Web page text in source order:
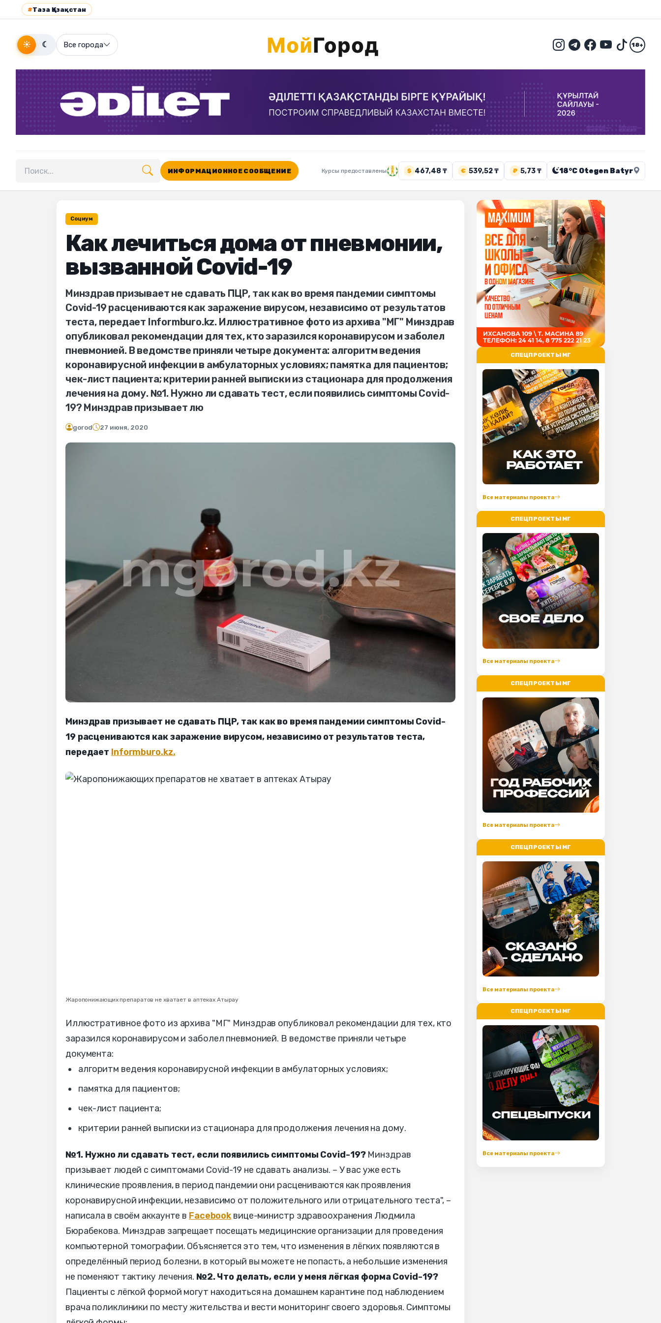
#Таза Қазақстан
☀ ☾ Все города 18+
Поиск по сайту
ИНФОРМАЦИОННОЕ СООБЩЕНИЕ Курсы предоставлены $ 467,48 ₸ € 539,52 ₸ ₽ 5,73 ₸ 18°C Otegen Batyr
Социум
Как лечиться дома от пневмонии,
вызванной Covid-19
Минздрав призывает не сдавать ПЦР, так как во время пандемии симптомы
Covid-19 расцениваются как заражение вирусом, независимо от результатов
теста, передает Informburo.kz. Иллюстративное фото из архива "МГ" Минздрав
опубликовал рекомендации для тех, кто заразился коронавирусом и заболел
пневмонией. В ведомстве приняли четыре документа: алгоритм ведения
коронавирусной инфекции в амбулаторных условиях; памятка для пациентов;
чек-лист пациента; критерии ранней выписки из стационара для продолжения
лечения на дому. №1. Нужно ли сдавать тест, если появились симптомы Covid-
19? Минздрав призывает лю
gorod 27 июня, 2020
Минздрав призывает не сдавать ПЦР, так как во время пандемии симптомы Covid-
19 расцениваются как заражение вирусом, независимо от результатов теста,
передает Informburo.kz.
Жаропонижающих препаратов не хватает в аптеках Атырау
Иллюстративное фото из архива "МГ" Минздрав опубликовал рекомендации для тех, кто
заразился коронавирусом и заболел пневмонией. В ведомстве приняли четыре
документа:
алгоритм ведения коронавирусной инфекции в амбулаторных условиях;
памятка для пациентов;
чек-лист пациента;
критерии ранней выписки из стационара для продолжения лечения на дому.
№1. Нужно ли сдавать тест, если появились симптомы Covid-19?Минздрав
призывает людей с симптомами Covid-19 не сдавать анализы. – У вас уже есть
клинические проявления, в период пандемии они расцениваются как проявления
коронавирусной инфекции, независимо от положительного или отрицательного теста", –
написала в своём аккаунте в Facebook вице-министр здравоохранения Людмила
Бюрабекова. Минздрав запрещает посещать медицинские организации для проведения
компьютерной томографии. Объясняется это тем, что изменения в лёгких появляются в
определённый период болезни, в который вы можете не попасть, а небольшие изменения
не поменяют тактику лечения. №2. Что делать, если у меня лёгкая форма Covid-19?
Пациенты с лёгкой формой могут находиться на домашнем карантине под наблюдением
врача поликлиники по месту жительства и вести мониторинг своего здоровья. Симптомы
СПЕЦПРОЕКТЫ МГ
Все материалы проекта
СПЕЦПРОЕКТЫ МГ
Все материалы проекта
СПЕЦПРОЕКТЫ МГ
Все материалы проекта
СПЕЦПРОЕКТЫ МГ
Все материалы проекта
СПЕЦПРОЕКТЫ МГ
Все материалы проекта